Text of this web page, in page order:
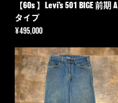
‎【60s 】Levi’s 501 BIGE 前期 A
タイプ
¥495,000